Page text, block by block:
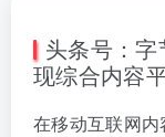
头条号：
现综合内容
在移动互联网